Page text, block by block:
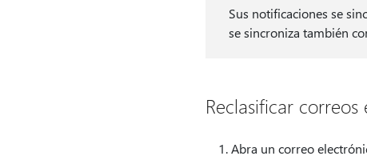
Sus notificaciones se
se sincroniza también
Reclasificar
Abra un correo